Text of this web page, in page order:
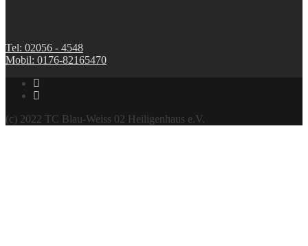
Tel: 02056 - 4548
Mobil: 0176-82165470
(c) 2022 TC Blau-Weiss 02 Heiligenhaus e.V.